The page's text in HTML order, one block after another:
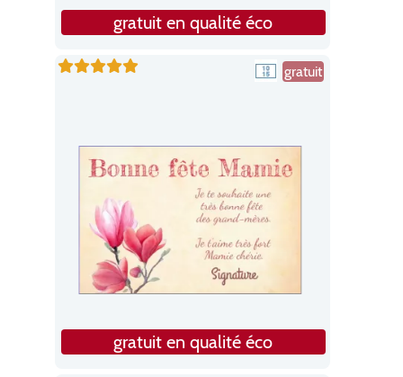
gratuit en qualité éco
gratuit
gratuit en qualité éco